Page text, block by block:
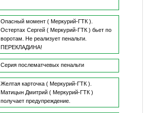
Опасный момент ( Меркурий-ГТК ).
Остертах Сергей( Меркурий-ГТК ) бьет по
воротам.
Не реализует пенальти.
ПЕРЕКЛАДИНА!
Серия послематчевых пенальти
Желтая карточка ( Меркурий-ГТК ).
Матицын Дмитрий( Меркурий-ГТК )
получает предупреждение.